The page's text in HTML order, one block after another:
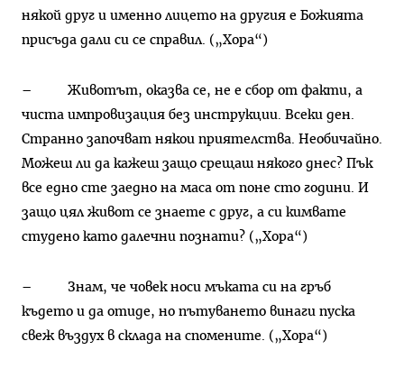
някой друг и именно лицето на другия е Божията
присъда дали си се справил. („Хора“)
– Животът, оказва се, не е сбор от факти, а
чиста импровизация без инструкции. Всеки ден.
Странно започват някои приятелства. Необичайно.
Можеш ли да кажеш защо срещаш някого днес? Пък
все едно сте заедно на маса от поне сто години. И
защо цял живот се знаете с друг, а си кимвате
студено като далечни познати? („Хора“)
– Знам, че човек носи мъката си на гръб
където и да отиде, но пътуването винаги пуска
свеж въздух в склада на спомените. („Хора“)